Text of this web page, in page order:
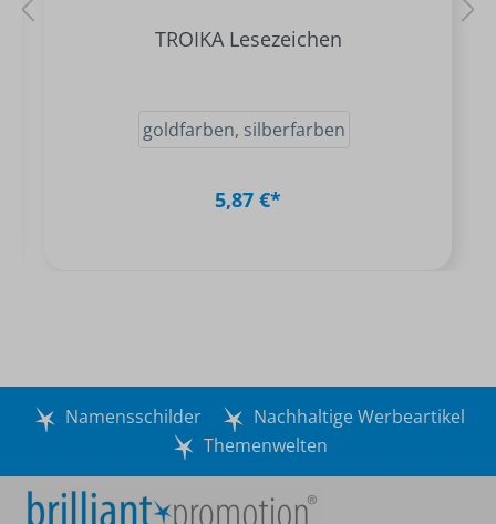
TROIKA Lesezeichen
goldfarben, silberfarben
5,87 €*
Namensschilder
Nachhaltige Werbeartikel
Themenwelten